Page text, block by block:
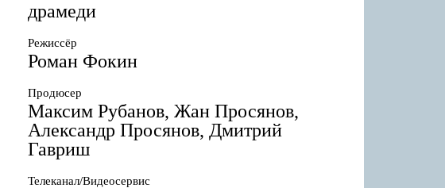
драмеди
Режиссёр
Роман Фокин
Продюсер
Максим Рубанов, Жан Просянов,
Александр Просянов, Дмитрий
Гавриш
Телеканал/Видеосервис